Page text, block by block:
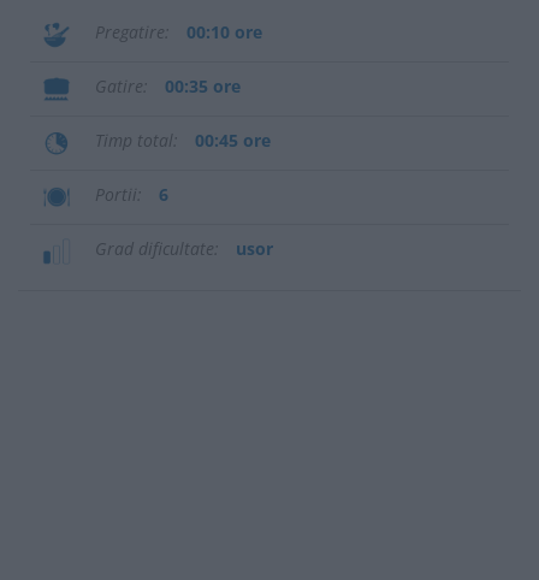
Pregatire 00:10 ore
Gatire 00:35 ore
Timp total 00:45 ore
Portii 6
Grad dificultate usor